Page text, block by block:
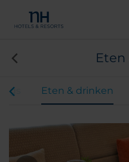
Eten
Eten & drinken